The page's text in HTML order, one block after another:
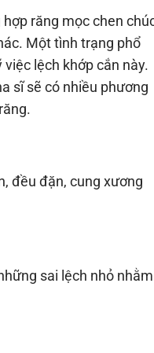
răng mọc chen
Một tình trạng phổ
lệch khớp cắn này.
sĩ sẽ có nhiều phương
đều đặn, cung xương
sai lệch nhỏ nhằm